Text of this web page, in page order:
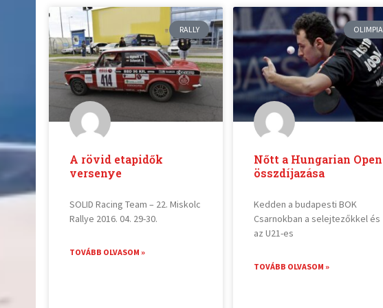
RALLY
A rövid etapidők
versenye
SOLID Racing Team – 22. Miskolc
Rallye 2016. 04. 29-30.
TOVÁBB OLVASOM »
OLIMPIA
Nőtt a Hungarian Open
összdíjazása
Kedden a budapesti BOK
Csarnokban a selejtezőkkel és
az U21-es
TOVÁBB OLVASOM »